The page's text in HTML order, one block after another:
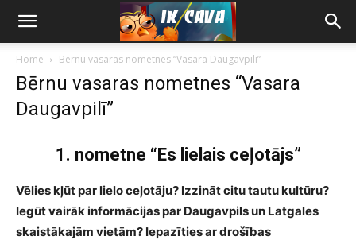
Home Bērnu vasaras nometnes “Vasara Daugavpilī”
Bērnu vasaras nometnes “Vasara
Daugavpilī”
1. nometne “Es lielais ceļotājs”
Vēlies kļūt par lielo ceļotāju? Izzināt citu tautu kultūru?
Iegūt vairāk informācijas par Daugavpils un Latgales
skaistākajām vietām? Iepazīties ar drošības